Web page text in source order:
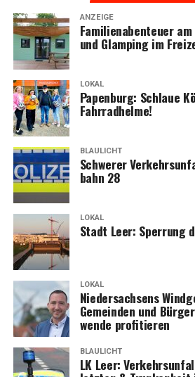
ANZEIGE
Fami­li­en­aben­teu­er
und Glam­ping im
LOKAL
Papen­burg: Schlaue
Fahrradhelme!
BLAULICHT
Schwe­rer
bahn 28
LOKAL
Stadt Leer: Sper­rung
LOKAL
Nie­der­sach­sens
Gemein­den und
wen­de profitieren
BLAULICHT
LK Leer: